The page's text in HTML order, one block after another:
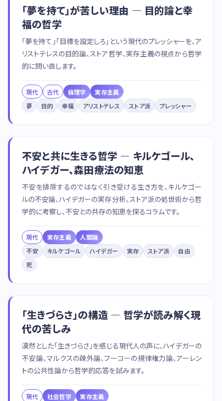
「夢を持て」が苦しい理由 — 目的論と幸
福の哲学
「夢を持て」「目標を設定しろ」という現代のプレッシャーを、ア
リストテレスの目的論、ストア哲学、実存主義の視点から哲学
的に問い直します。
現代 古代 倫理学
実存主義
夢
目的 幸福 アリストテレス ストア派 プレッシャー
不安と共に生きる哲学 — キルケゴール、
ハイデガー、森田療法の知恵
不安を排除するのではなく引き受ける生き方を、キルケゴー
ルの不安論、ハイデガーの実存分析、ストア派の処世術から哲
学的に考察し、不安との共存の知恵を探るコラムです。
現代 実存主義
人間論
不安
キルケゴール ハイデガー 実存 ストア派
自由
死
「生きづらさ」の構造 — 哲学が読み解く現
代の苦しみ
漠然とした「生きづらさ」を感じる現代人の声に、ハイデガーの
不安論、マルクスの疎外論、フーコーの規律権力論、アーレン
トの公共性論から哲学的応答を試みます。
現代 社会哲学
実存主義